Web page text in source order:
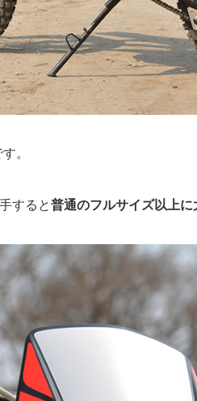
。
すると普通のフルサイズ以上に